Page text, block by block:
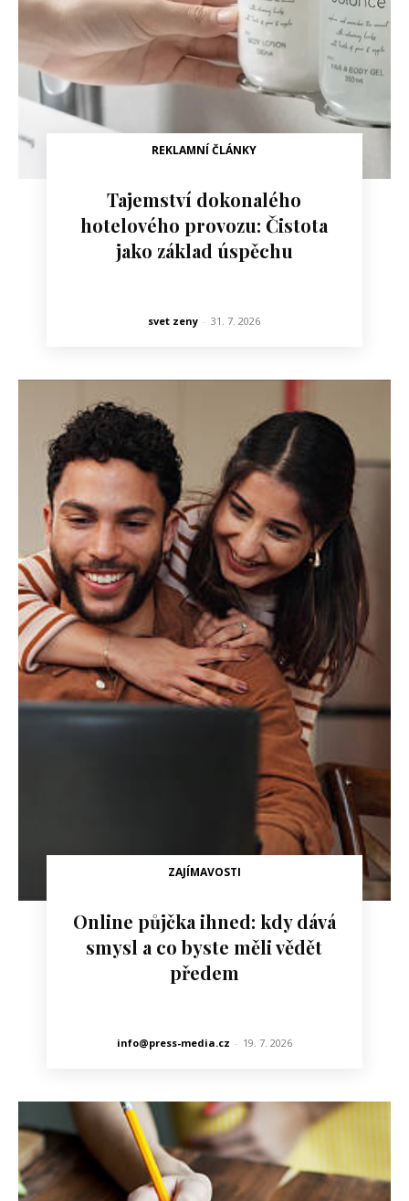
REKLAMNÍ ČLÁNKY
Tajemství dokonalého
hotelového provozu: Čistota
jako základ úspěchu
svet zeny - 31. 7. 2026
ZAJÍMAVOSTI
Online půjčka ihned: kdy dává
smysl a co byste měli vědět
předem
info@press-media.cz - 19. 7. 2026